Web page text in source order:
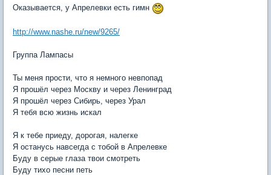
Оказывается, у Апрелевки есть гимн
http://www.nashe.ru/new/9265/
Группа Лампасы
Ты меня прости, что я немного невпопад
Я прошёл через Москву и через Ленинград
Я прошёл через Сибирь, через Урал
Я тебя всю жизнь искал
Я к тебе приеду, дорогая, налегке
Я останусь навсегда с тобой в Апрелевке
Буду в серые глаза твои смотреть
Буду тихо песни петь